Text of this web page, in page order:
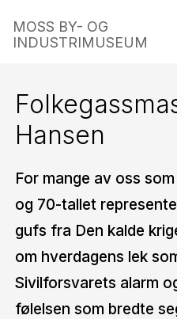
MOSS BY- OG
INDUSTRIMUSEUM
Hansen
For mange av oss
og 70-tallet
gufs fra Den kalde
om hverdagens lek
Sivilforsvarets alarm
følelsen som bredte